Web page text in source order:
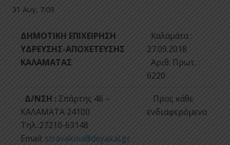
31 Αυγ, 7:09
ΔΗΜΟΤΙΚΗ ΕΠΙΧΕΙΡΗΣΗ
ΥΔΡΕΥΣΗΣ-ΑΠΟΧΕΤΕΥΣΗΣ
ΚΑΛΑΜΑΤΑΣ
Καλαμάτα :
27.09.2018
Αριθ. Πρωτ. :
6220
Δ/ΝΣΗ : Σπάρτης 46 –
ΚΑΛΑΜΑΤΑ 24100
Τηλ.:27210-63148
Email: stravakou@deyakal.gr
Προς κάθε
ενδιαφερόμενο